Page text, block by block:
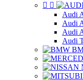
 
Audi
Audi
Audi
Audi